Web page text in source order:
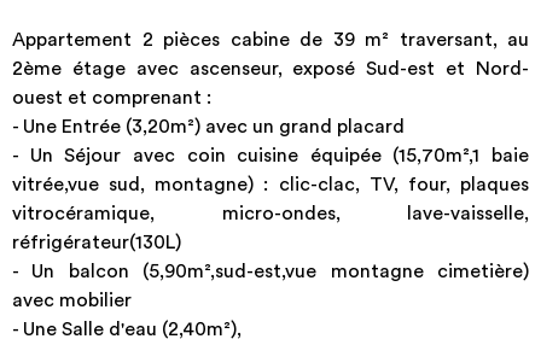
Appartement 2 pièces cabine de 39 m² traversant, au
2ème étage avec ascenseur, exposé Sud-est et Nord-
ouest et comprenant :
- Une Entrée (3,20m²) avec un grand placard
- Un Séjour avec coin cuisine équipée (15,70m²,1 baie
vitrée,vue sud, montagne) : clic-clac, TV, four, plaques
vitrocéramique, micro-ondes, lave-vaisselle,
réfrigérateur(130L)
- Un balcon (5,90m²,sud-est,vue montagne cimetière)
avec mobilier
- Une Salle d'eau (2,40m²),